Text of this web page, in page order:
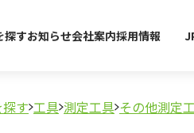
探すお知らせ会社案内採用情報
す 工具 測定工具 その他測定